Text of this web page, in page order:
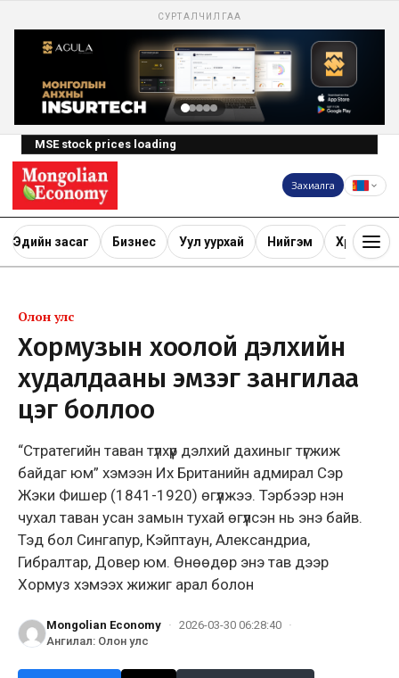
СУРТАЛЧИЛГАА
MSE stock prices loading
Захиалга
Эдийн засаг Бизнес Уул уурхай Нийгэм Хөрөнгө
Олон улс
Хормузын хоолой дэлхийн
худалдааны эмзэг зангилаа
цэг боллоо
“Стратегийн таван түлхүүр дэлхий дахиныг түгжиж
байдаг юм” хэмээн Их Британийн адмирал Сэр
Жэки Фишер (1841-1920) өгүүлжээ. Тэрбээр нэн
чухал таван усан замын тухай өгүүлсэн нь энэ байв.
Тэд бол Сингапур, Кэйптаун, Александриа,
Гибралтар, Довер юм. Өнөөдөр энэ тав дээр
Хормуз хэмээх жижиг арал болон
Mongolian Economy · 2026-03-30 06:28:40 ·
Ангилал: Олон улс